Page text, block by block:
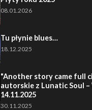
08.01.2026
Tu płynie blues…
18.12.2025
"Another story came full
autorskie z Lunatic Soul –
14.11.2025
30.11.2025